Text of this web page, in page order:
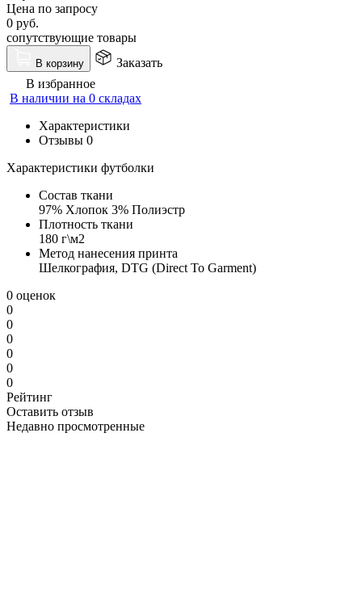
Цена по запросу
0 руб.
сопутствующие товары
В корзину
Заказать
В избранное
В наличии на 0 складах
Характеристики
Отзывы 0
Характеристики футболки
Состав ткани
97% Хлопок 3% Полиэстр
Плотность ткани
180 г\м2
Метод нанесения принта
Шелкография, DTG (Direct To Garment)
0 оценок
0
0
0
0
0
0
Рейтинг
Оставить отзыв
Недавно просмотренные